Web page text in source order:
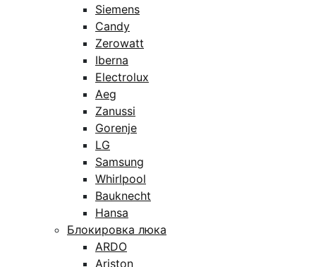
Siemens
Candy
Zerowatt
Iberna
Electrolux
Aeg
Zanussi
Gorenje
LG
Samsung
Whirlpool
Bauknecht
Hansa
Блокировка люка
ARDO
Ariston